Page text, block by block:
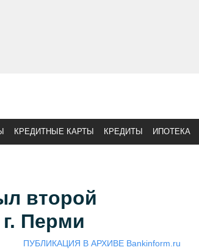
КРЕДИТНЫЕ КАРТЫ КРЕДИТЫ ИПОТЕКА
второй
Перми
ПУБЛИКАЦИЯ В АРХИВЕ Bankinform.ru